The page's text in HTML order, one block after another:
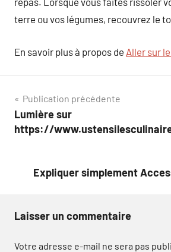
terre ou vos légumes, recouvrez le
En savoir plus à propos de Aller sur
Navigation
de
Publication précédente
Lumière sur
https://
Expliquer simplement
Laisser un commentaire
Votre adresse e-mail ne sera pas